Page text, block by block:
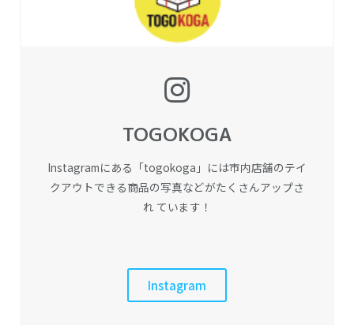
TOGOKOGA
Instagramにある「togokoga」には市内店舗のテイ
クアウトできる商品の写真などがたくさんアップさ
れ ています！
Instagram